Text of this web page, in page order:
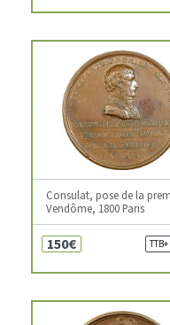
Consulat, pose de la
Vendôme, 1800 Paris
150€ TTB+